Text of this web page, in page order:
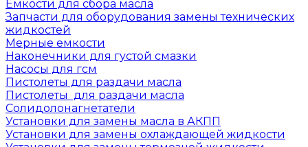
Емкости для сбора масла
Запчасти для оборудования замены технических
жидкостей
Мерные емкости
Наконечники для густой смазки
Насосы для гсм
Пистолеты для раздачи масла
Пистолеты для раздачи масла
Солидолонагнетатели
Установки для замены масла в АКПП
Установки для замены охлаждающей жидкости